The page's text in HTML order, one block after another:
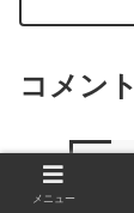
コメント
メニュー